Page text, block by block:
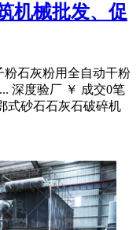
机械批发、促
石灰粉用全自动干粉
深度验厂 ￥ 成交0笔
式砂石石灰石破碎机